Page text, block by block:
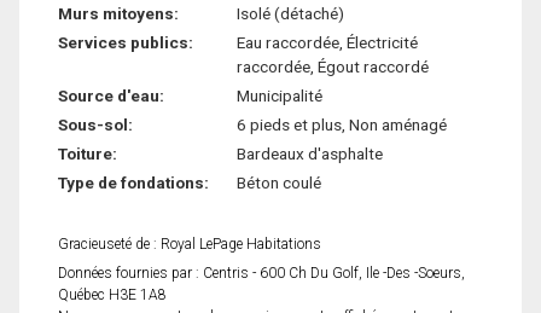
Murs mitoyens:
Isolé (détaché)
Services publics:
Eau raccordée, Électricité
raccordée, Égout raccordé
Source d'eau:
Municipalité
Sous-sol:
6 pieds et plus, Non aménagé
Toiture:
Bardeaux d'asphalte
Type de fondations:
Béton coulé
Gracieuseté de : Royal LePage Habitations
Données fournies par : Centris - 600 Ch Du Golf, Ile -Des -Soeurs,
Québec H3E 1A8